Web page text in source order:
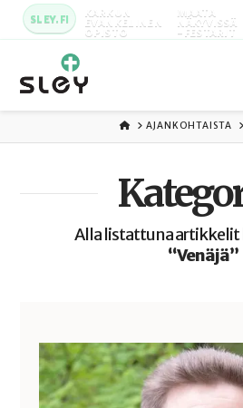
SLEY.FI KARKUN
EVANKELINEN
OPISTO
MAATA
NÄKYVISSÄ
-FESTARIT
ETUSIVU
AJANKOHTAISTA
Alla listattuna artikkelit
“Venäjä”